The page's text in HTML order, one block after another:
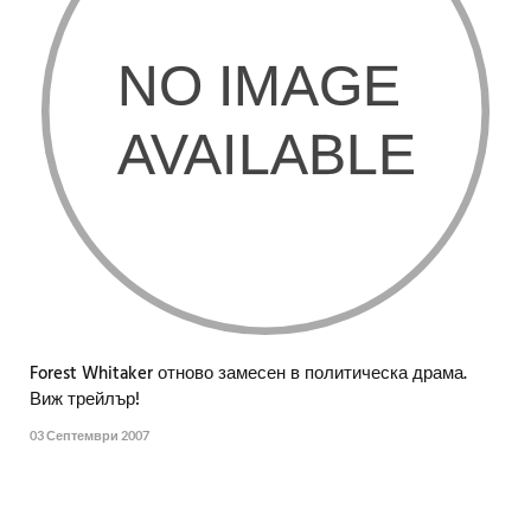
Forest Whitaker отново замесен в политическа драма.
Виж трейлър!
03 Септември 2007